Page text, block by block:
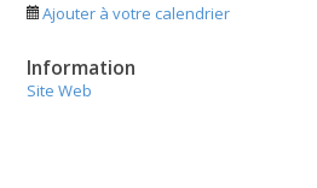
Ajouter à votre calendrier
Information
Site Web